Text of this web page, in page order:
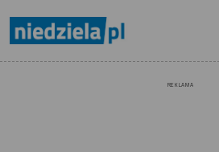
REKLAMA